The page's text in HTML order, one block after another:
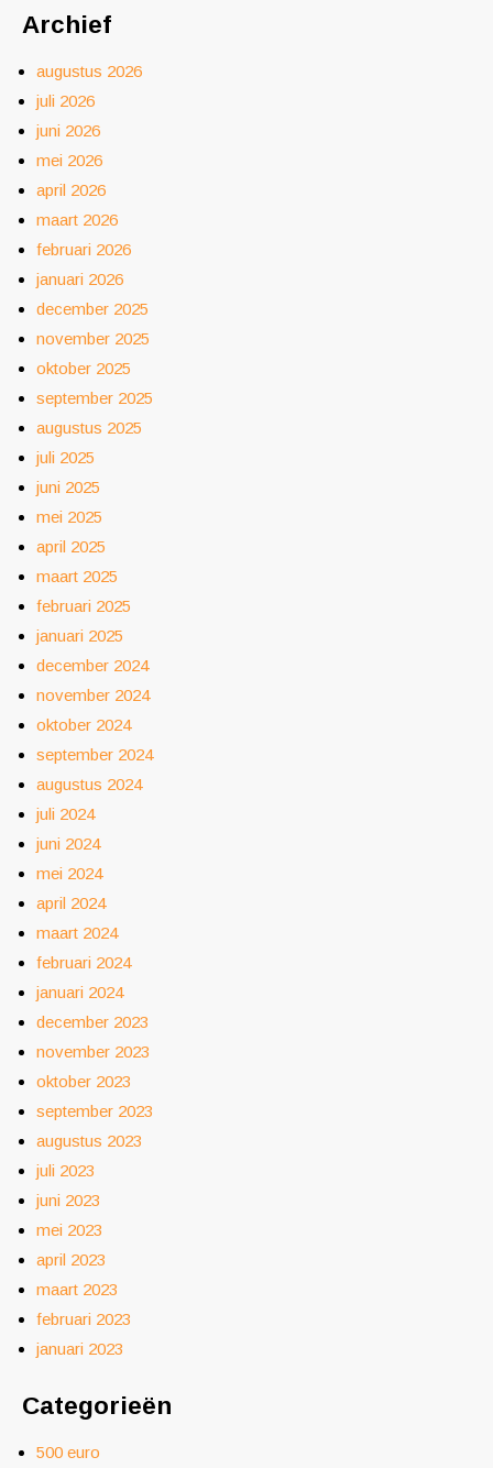
Archief
augustus 2026
juli 2026
juni 2026
mei 2026
april 2026
maart 2026
februari 2026
januari 2026
december 2025
november 2025
oktober 2025
september 2025
augustus 2025
juli 2025
juni 2025
mei 2025
april 2025
maart 2025
februari 2025
januari 2025
december 2024
november 2024
oktober 2024
september 2024
augustus 2024
juli 2024
juni 2024
mei 2024
april 2024
maart 2024
februari 2024
januari 2024
december 2023
november 2023
oktober 2023
september 2023
augustus 2023
juli 2023
juni 2023
mei 2023
april 2023
maart 2023
februari 2023
januari 2023
Categorieën
500 euro